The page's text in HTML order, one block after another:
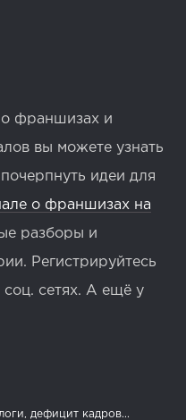
о франшизах и
вы можете узнать
идеи для
о франшизах на
разборы и
Регистрируйтесь
соц. сетях. А ещё у
дефицит кадров...